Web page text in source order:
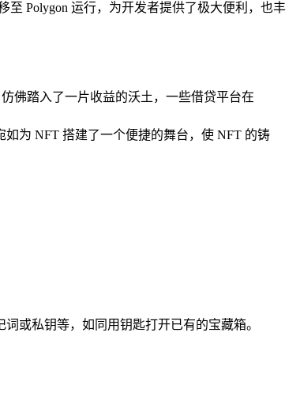
Polygon 运行，为开发者提供了极大便利，也丰
佛踏入了一片收益的沃土，一些借贷平台在
为 NFT 搭建了一个便捷的舞台，使 NFT 的铸
或私钥等，如同用钥匙打开已有的宝藏箱。